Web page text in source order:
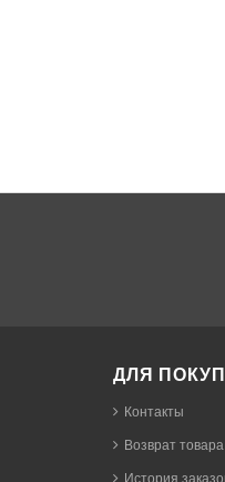
ДЛЯ
Контакты
Возврат товара
История